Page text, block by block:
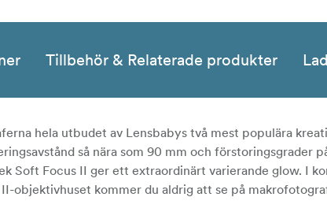
Tillbehör & Relaterade produkter
hela utbudet av Lensbabys två mest populära
så nära som 90 mm och förstoringsgrader
Soft Focus II ger ett extraordinärt varierande glow. I
objektivhuset kommer du aldrig att se på